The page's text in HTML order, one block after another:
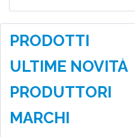
PRODOTTI
ULTIME NOVITÀ
PRODUTTORI
MARCHI